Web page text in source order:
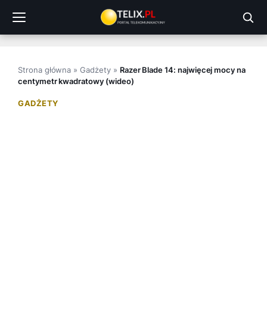
treści
Strona główna »Gadżety» Razer Blade 14: najwięcej mocy na
centymetr kwadratowy (wideo)
GADŻETY